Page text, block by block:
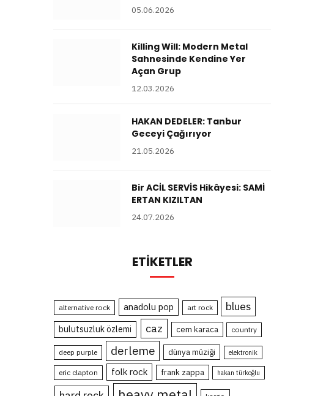
05.06.2026
Killing Will: Modern Metal
Sahnesinde Kendine Yer
Açan Grup
12.03.2026
HAKAN DEDELER: Tanbur
Geceyi Çağırıyor
21.05.2026
Bir ACİL SERVİS Hikâyesi: SAMİ
ERTAN KIZILTAN
24.07.2026
ETIKETLER
alternative rock anadolu pop art rock blues
bulutsuzluk özlemi caz cem karaca country
deep purple derleme dünya müziği elektronik
eric clapton folk rock frank zappa hakan türkoğlu